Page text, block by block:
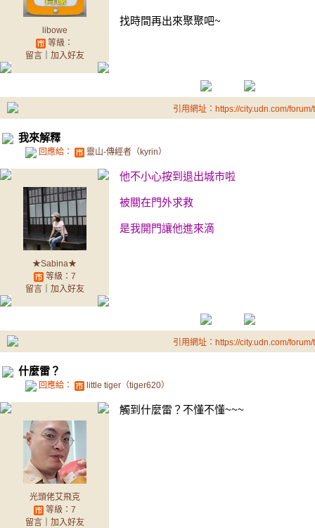
libowe
等級：
留言｜ 加入好友
找時間再出來聚聚吧~
引用網址：https://city.udn.com/
我來解釋
回應給： 靈山-傳經者（kyrin）
★Sabina★
等級：7
留言｜ 加入好友
他不小心按到退出城市啦
被關在門外求救
是我開門讓他進來滴
引用網址：https://city.udn.com/
什麼雷？
回應給： little tiger（tiger620）
光頭佬艾飛克
等級：7
留言｜ 加入好友
觸到什麼雷？不懂不懂~~~